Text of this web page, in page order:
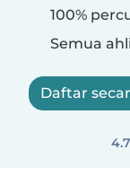
100%
Semua
Daftar